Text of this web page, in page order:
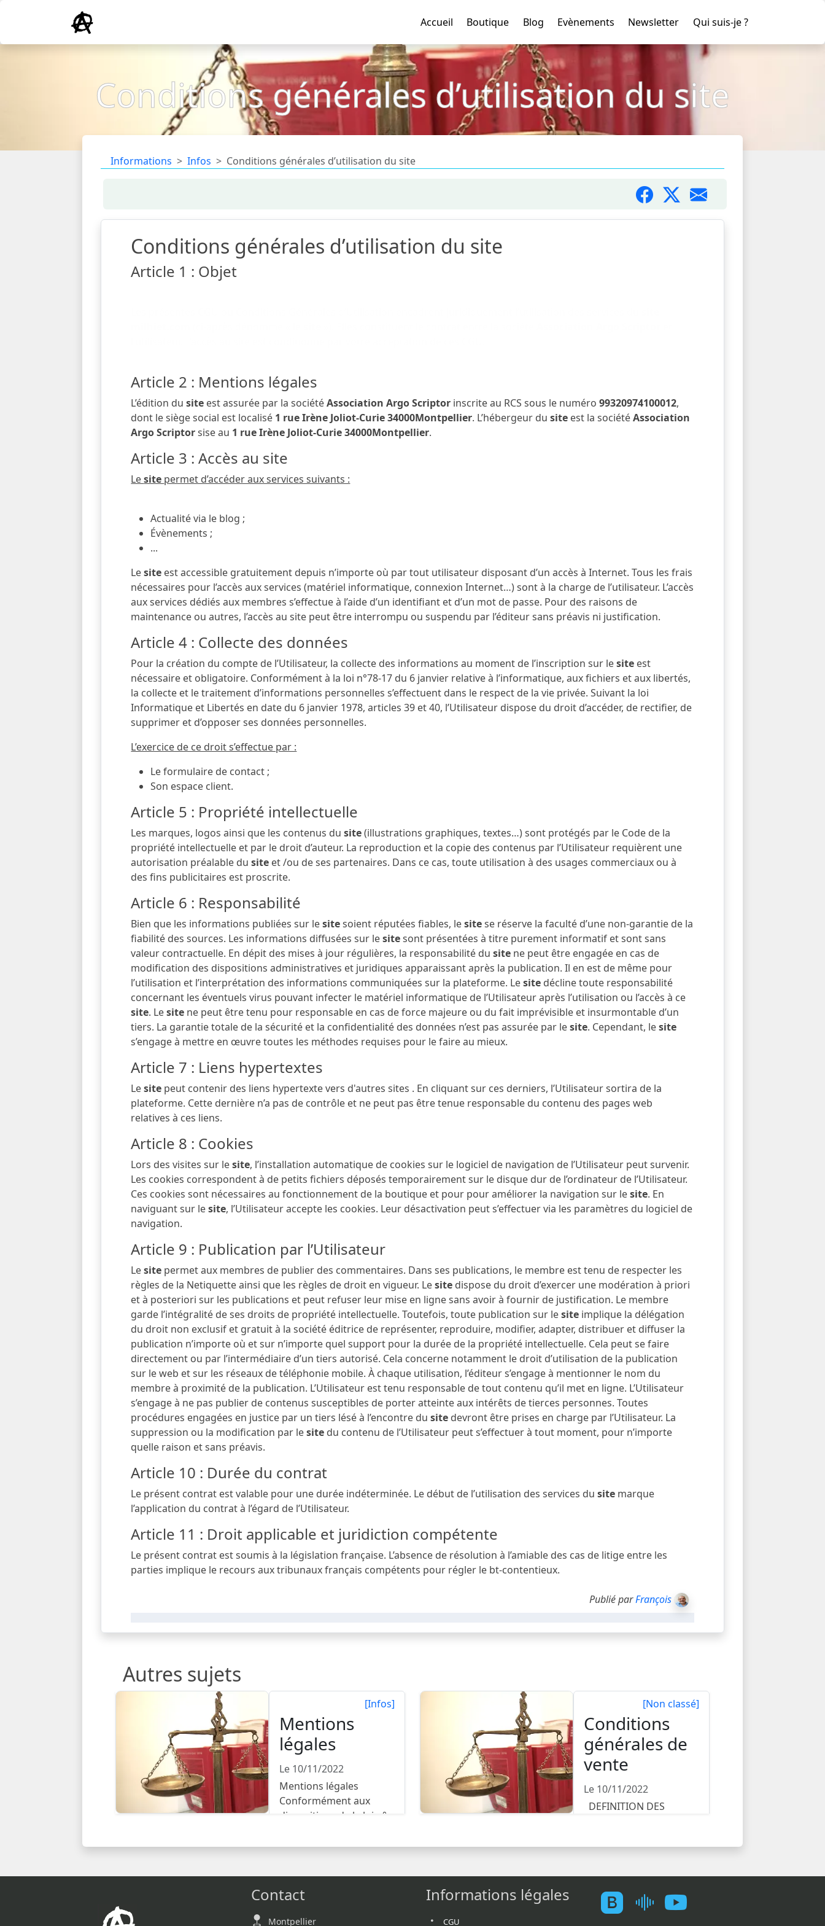
Accueil Boutique Blog Evènements Newsletter Qui suis-je ?
Conditions générales d’utilisation du site
Informations Infos Conditions générales d’utilisation du site
Conditions générales d’utilisation du site
Article 1 : Objet
Article 2 : Mentions légales
L’édition dusite est assurée par la sociétéAssociation Argo Scriptor inscrite au RCS sous le numéro99320974100012,
dont le siège social est localisé 1 rue Irène Joliot-Curie 34000Montpellier. L’hébergeur dusite est la sociétéAssociation
Argo Scriptorsise au 1 rue Irène Joliot-Curie 34000Montpellier.
Article 3 : Accès au site
Lesite permet d’accéder aux services suivants :
Actualité via le blog ;
Évènements ;
...
Lesite est accessible gratuitement depuis n’importe où par tout utilisateur disposant d’un accès à Internet. Tous les frais
nécessaires pour l’accès aux services (matériel informatique, connexion Internet…) sont à la charge de l’utilisateur. L’accès
aux services dédiés aux membres s’effectue à l’aide d’un identifiant et d’un mot de passe. Pour des raisons de
maintenance ou autres, l’accès au site peut être interrompu ou suspendu par l’éditeur sans préavis ni justification.
Article 4 : Collecte des données
Pour la création du compte de l’Utilisateur, la collecte des informations au moment de l’inscription sur lesite est
nécessaire et obligatoire. Conformément à la loi n°78-17 du 6 janvier relative à l’informatique, aux fichiers et aux libertés,
la collecte et le traitement d’informations personnelles s’effectuent dans le respect de la vie privée. Suivant la loi
Informatique et Libertés en date du 6 janvier 1978, articles 39 et 40, l’Utilisateur dispose du droit d’accéder, de rectifier, de
supprimer et d’opposer ses données personnelles.
L’exercice de ce droit s’effectue par :
Le formulaire de contact ;
Son espace client.
Article 5 : Propriété intellectuelle
Les marques, logos ainsi que les contenus dusite(illustrations graphiques, textes…) sont protégés par le Code de la
propriété intellectuelle et par le droit d’auteur. La reproduction et la copie des contenus par l’Utilisateur requièrent une
autorisation préalable dusite et /ou de ses partenaires. Dans ce cas, toute utilisation à des usages commerciaux ou à
des fins publicitaires est proscrite.
Article 6 : Responsabilité
Bien que les informations publiées sur lesitesoient réputées fiables, lesitese réserve la faculté d’une non-garantie de la
fiabilité des sources. Les informations diffusées sur lesitesont présentées à titre purement informatif et sont sans
valeur contractuelle. En dépit des mises à jour régulières, la responsabilité dusite ne peut être engagée en cas de
modification des dispositions administratives et juridiques apparaissant après la publication. Il en est de même pour
l’utilisation et l’interprétation des informations communiquées sur la plateforme. Lesite décline toute responsabilité
concernant les éventuels virus pouvant infecter le matériel informatique de l’Utilisateur après l’utilisation ou l’accès à ce
site. Lesite ne peut être tenu pour responsable en cas de force majeure ou du fait imprévisible et insurmontable d’un
tiers. La garantie totale de la sécurité et la confidentialité des données n’est pas assurée par lesite. Cependant, lesite
s’engage à mettre en œuvre toutes les méthodes requises pour le faire au mieux.
Article 7 : Liens hypertextes
Lesite peut contenir des liens hypertexte vers d'autres sites . En cliquant sur ces derniers, l’Utilisateur sortira de la
plateforme. Cette dernière n’a pas de contrôle et ne peut pas être tenue responsable du contenu des pages web
relatives à ces liens.
Article 8 : Cookies
Lors des visites sur lesite, l’installation automatique de cookies sur le logiciel de navigation de l’Utilisateur peut survenir.
Les cookies correspondent à de petits fichiers déposés temporairement sur le disque dur de l’ordinateur de l’Utilisateur.
Ces cookies sont nécessaires au fonctionnement de la boutique et pour pour améliorer la navigation sur lesite. En
naviguant sur lesite, l’Utilisateur accepte les cookies. Leur désactivation peut s’effectuer via les paramètres du logiciel de
navigation.
Article 9 : Publication par l’Utilisateur
Lesite permet aux membres de publier des commentaires. Dans ses publications, le membre est tenu de respecter les
règles de la Netiquette ainsi que les règles de droit en vigueur. Lesite dispose du droit d’exercer une modération à priori
et à posteriori sur les publications et peut refuser leur mise en ligne sans avoir à fournir de justification. Le membre
garde l’intégralité de ses droits de propriété intellectuelle. Toutefois, toute publication sur lesite implique la délégation
du droit non exclusif et gratuit à la société éditrice de représenter, reproduire, modifier, adapter, distribuer et diffuser la
publication n’importe où et sur n’importe quel support pour la durée de la propriété intellectuelle. Cela peut se faire
directement ou par l’intermédiaire d’un tiers autorisé. Cela concerne notamment le droit d’utilisation de la publication
sur le web et sur les réseaux de téléphonie mobile. À chaque utilisation, l’éditeur s’engage à mentionner le nom du
membre à proximité de la publication. L’Utilisateur est tenu responsable de tout contenu qu’il met en ligne. L’Utilisateur
s’engage à ne pas publier de contenus susceptibles de porter atteinte aux intérêts de tierces personnes. Toutes
procédures engagées en justice par un tiers lésé à l’encontre dusite devront être prises en charge par l’Utilisateur. La
suppression ou la modification par lesite du contenu de l’Utilisateur peut s’effectuer à tout moment, pour n’importe
quelle raison et sans préavis.
Article 10 : Durée du contrat
Le présent contrat est valable pour une durée indéterminée. Le début de l’utilisation des services dusite marque
l’application du contrat à l’égard de l’Utilisateur.
Article 11 : Droit applicable et juridiction compétente
Le présent contrat est soumis à la législation française. L’absence de résolution à l’amiable des cas de litige entre les
parties implique le recours aux tribunaux français compétents pour régler le bt-contentieux.
Publié parFrançois
Autres sujets
[Infos]
Mentions
légales
Le 10/11/2022
Mentions légales
Conformément aux
dispositions de la loi n°
[Non classé]
Conditions
générales de
vente
Le 10/11/2022
DEFINITION DES
Contact
Montpellier
Informations légales
CGU